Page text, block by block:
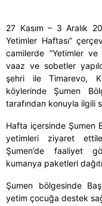
27 Kasım – 3 Aralık
Yetimler Haftası”
camilerde “Yetimler ve
vaaz ve sobetler
şehri ile Timarevo,
köylerinde Şumen
tarafından konuyla ilgili
Hafta içersinde Şumen
yetimleri ziyaret
Şumen’de faaliyet
kumanya paketleri
Şumen bölgesinde
yetim çocuğa destek